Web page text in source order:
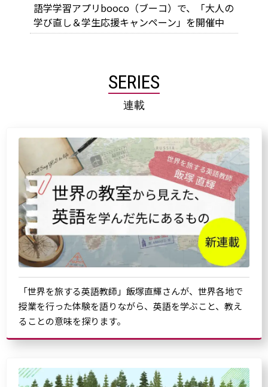
語学学習アプリbooco（ブーコ）で、「大人の
学び直し＆学生応援キャンペーン」を開催中
SERIES
連載
「世界を旅する英語教師」飯塚直輝さんが、世界各地で
授業を行った体験を語りながら、英語を学ぶこと、教え
ることの意味を探ります。